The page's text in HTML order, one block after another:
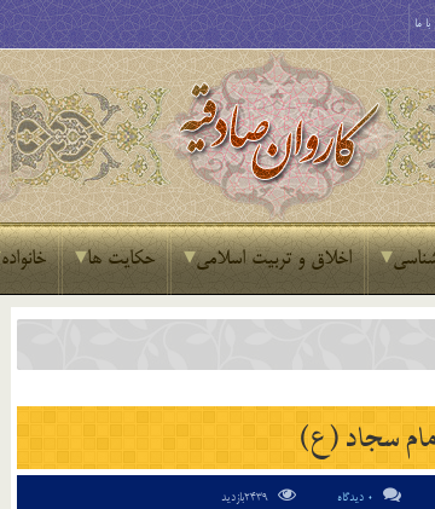
ما
اخلاق و تربیت اسلامی حکایت ها خانواده
سجاد (ع)
0 دیدگاه